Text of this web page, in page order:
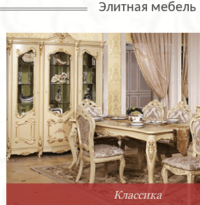
Элитная мебель
Классика